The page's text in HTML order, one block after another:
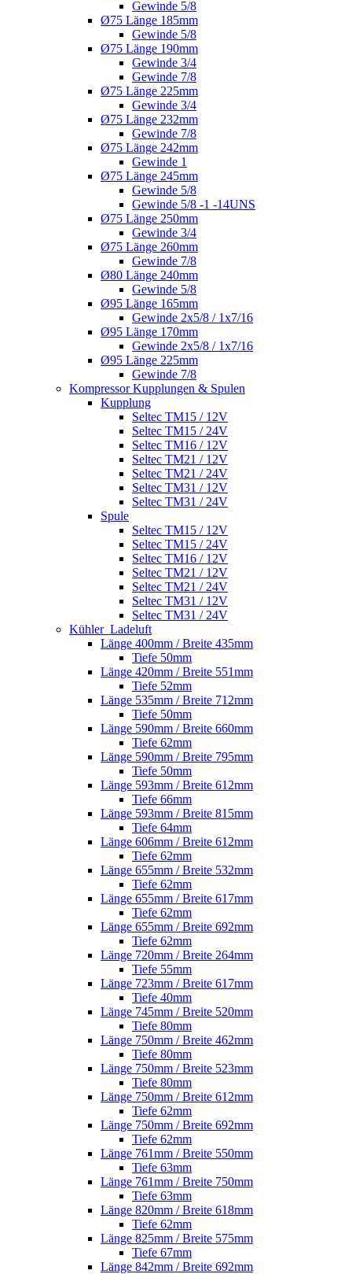
Gewinde 5/8
Ø75 Länge 185mm
Gewinde 5/8
Ø75 Länge 190mm
Gewinde 3/4
Gewinde 7/8
Ø75 Länge 225mm
Gewinde 3/4
Ø75 Länge 232mm
Gewinde 7/8
Ø75 Länge 242mm
Gewinde 1
Ø75 Länge 245mm
Gewinde 5/8
Gewinde 5/8 -1 -14UNS
Ø75 Länge 250mm
Gewinde 3/4
Ø75 Länge 260mm
Gewinde 7/8
Ø80 Länge 240mm
Gewinde 5/8
Ø95 Länge 165mm
Gewinde 2x5/8 / 1x7/16
Ø95 Länge 170mm
Gewinde 2x5/8 / 1x7/16
Ø95 Länge 225mm
Gewinde 7/8
Kompressor Kupplungen & Spulen
Kupplung
Seltec TM15 / 12V
Seltec TM15 / 24V
Seltec TM16 / 12V
Seltec TM21 / 12V
Seltec TM21 / 24V
Seltec TM31 / 12V
Seltec TM31 / 24V
Spule
Seltec TM15 / 12V
Seltec TM15 / 24V
Seltec TM16 / 12V
Seltec TM21 / 12V
Seltec TM21 / 24V
Seltec TM31 / 12V
Seltec TM31 / 24V
Kühler_Ladeluft
Länge 400mm / Breite 435mm
Tiefe 50mm
Länge 420mm / Breite 551mm
Tiefe 52mm
Länge 535mm / Breite 712mm
Tiefe 50mm
Länge 590mm / Breite 660mm
Tiefe 62mm
Länge 590mm / Breite 795mm
Tiefe 50mm
Länge 593mm / Breite 612mm
Tiefe 66mm
Länge 593mm / Breite 815mm
Tiefe 64mm
Länge 606mm / Breite 612mm
Tiefe 62mm
Länge 655mm / Breite 532mm
Tiefe 62mm
Länge 655mm / Breite 617mm
Tiefe 62mm
Länge 655mm / Breite 692mm
Tiefe 62mm
Länge 720mm / Breite 264mm
Tiefe 55mm
Länge 723mm / Breite 617mm
Tiefe 40mm
Länge 745mm / Breite 520mm
Tiefe 80mm
Länge 750mm / Breite 462mm
Tiefe 80mm
Länge 750mm / Breite 523mm
Tiefe 80mm
Länge 750mm / Breite 612mm
Tiefe 62mm
Länge 750mm / Breite 692mm
Tiefe 62mm
Länge 761mm / Breite 550mm
Tiefe 63mm
Länge 761mm / Breite 750mm
Tiefe 63mm
Länge 820mm / Breite 618mm
Tiefe 62mm
Länge 825mm / Breite 575mm
Tiefe 67mm
Länge 842mm / Breite 692mm